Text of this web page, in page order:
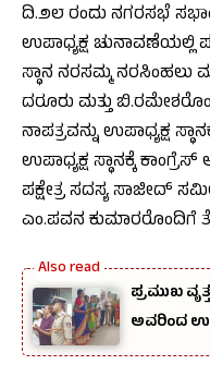
ದಿ.೨೮ ರಂದು ನಗರಸಭೆ
ಉಪಾಧ್ಯಕ್ಷ ಚುನಾವಣೆಯಲ್ಲಿ
ಸ್ಥಾನ ನರಸಮ್ಮ
ದರೂರು ಮತ್ತು
ನಾಪತ್ರವನ್ನು ಉಪಾಧ್ಯಕ್ಷ
ಉಪಾಧ್ಯಕ್ಷ ಸ್ಥಾನಕ್ಕೆ
ಪಕ್ಷೇತ್ರ ಸದಸ್ಯ ಸಾಜೀದ್
ಎಂ.ಪವನ ಕುಮಾರರೊಂದಿಗೆ
ಪ್ರಮುಖ
ಅವರಿಂದ